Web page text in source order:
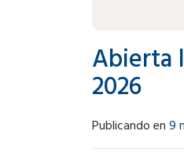
Abierta
2026
Publicando en9